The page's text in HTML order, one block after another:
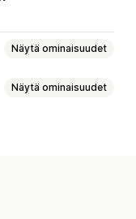
Näytä ominaisuudet
Näytä ominaisuudet